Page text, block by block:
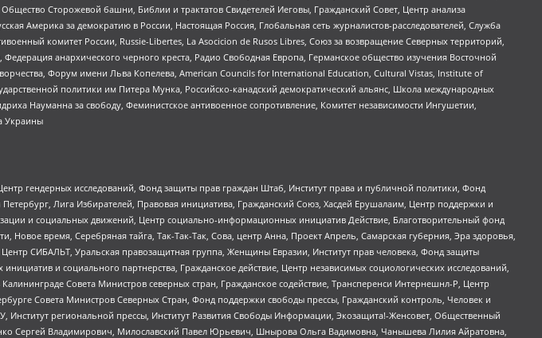
Сторожевой башни, Библии и трактатов Свидетелей Иеговы, Гражданский Совет, Центр анализа
Америка за демократию в России, Настоящая Россия, Глобальная сеть журналистов-расследователей, Служба
комитет России, Russie-Libertes, La Asocicion de Rusos Libres, Союз за возвращение Северных территорий,
анархического черного креста, Радио Свободная Европа, Германское общество изучения Восточной
Форум имени Льва Копелева, American Councils for International Education, Cultural Vistas, Institute of
политики им Питера Мунка, Российско-канадский демократический альянс, Школа международных
Науманна за свободу, Феминистское антивоенное сопротивление, Комитет независимости Ингушетии,
Украины
гендерных исследований, Фонд защиты прав граждан Штаб, Институт права и публичной политики, Фонд
Лига Избирателей, Правовая инициатива, Гражданский Союз, Хасдей Ерушалаим, Центр поддержки и
и социальных движений, Центр социально-информационных инициатив Действие, Благотворительный фонд
время, Серебряная тайга, Так-Так-Так, Сова, центр Анна, Проект Апрель, Самарская губерния, Эра здоровья,
СИБАЛЬТ, Уральская правозащитная группа, Женщины Евразии, Институт прав человека, Фонд защиты
и социального партнерства, Гражданское действие, Центр независимых социологических исследований,
Совета Министров северных стран, Гражданское содействие, Трансперенси Интернешнл-Р, Центр
Совета Министров Северных Стран, Фонд поддержки свободы прессы, Гражданский контроль, Человек и
региональной прессы, Институт Развития Свободы Информации, Экозащита!-Женсовет, Общественный
Сергей Владимирович, Милославский Павел Юрьевич, Шнырова Ольга Вадимовна, Чанышева Лилия Айратовна,